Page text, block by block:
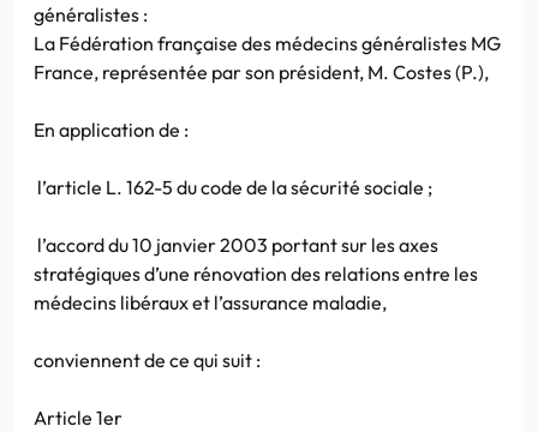
généralistes :
La Fédération française des médecins généralistes MG
France, représentée par son président, M. Costes (P.),
En application de :
l’article L. 162-5 du code de la sécurité sociale ;
l’accord du 10 janvier 2003 portant sur les axes
stratégiques d’une rénovation des relations entre les
médecins libéraux et l’assurance maladie,
conviennent de ce qui suit :
Article 1er